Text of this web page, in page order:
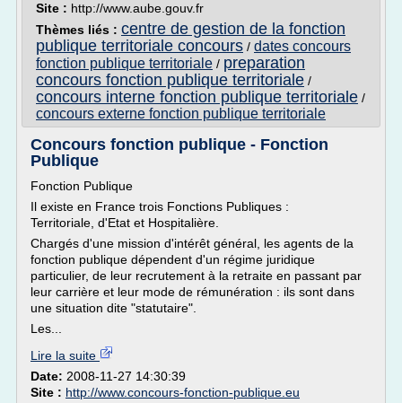
Site : http://www.aube.gouv.fr
Thèmes liés : centre de gestion de la fonction
publique territoriale concours / dates concours
fonction publique territoriale / preparation
concours fonction publique territoriale /
concours interne fonction publique territoriale /
concours externe fonction publique territoriale
Concours fonction publique - Fonction
Publique
Fonction Publique
Il existe en France trois Fonctions Publiques :
Territoriale, d'Etat et Hospitalière.
Chargés d'une mission d'intérêt général, les agents de la
fonction publique dépendent d'un régime juridique
particulier, de leur recrutement à la retraite en passant par
leur carrière et leur mode de rémunération : ils sont dans
une situation dite "statutaire".
Les...
Lire la suite
Date: 2008-11-27 14:30:39
Site : http://www.concours-fonction-publique.eu